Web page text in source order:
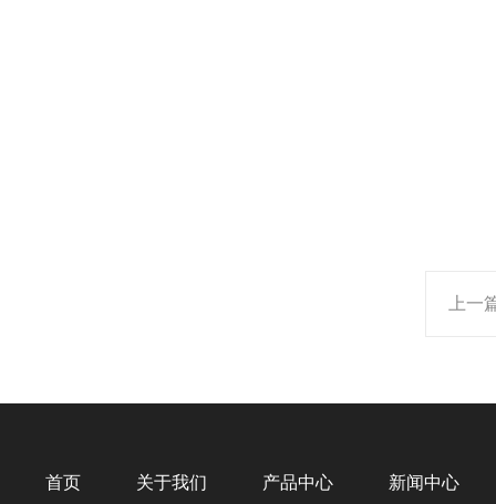
上一
首页 关于我们 产品中心 新闻中心